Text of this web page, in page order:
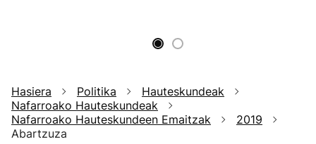
Hasiera Politika
Hauteskundeak
Nafarroako Hauteskundeak
Nafarroako Hauteskundeen Emaitzak
2019
Abartzuza